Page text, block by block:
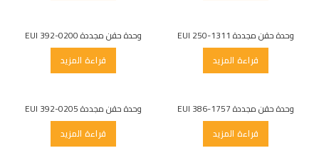
وحدة حقن مجددة EUI 250-1311
قراءة المزيد
وحدة حقن مجددة EUI 392-0200
قراءة المزيد
وحدة حقن مجددة EUI 386-1757
قراءة المزيد
وحدة حقن مجددة EUI 392-0205
قراءة المزيد